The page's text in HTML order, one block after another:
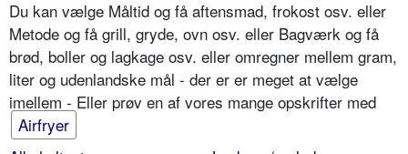
Du kan vælge Måltid og få aftensmad, frokost osv. eller
Metode og få grill, gryde, ovn osv. eller Bagværk og få
brød, boller og lagkage osv. eller omregner mellem gram,
liter og udenlandske mål - der er er meget at vælge
imellem - Eller prøv en af vores mange opskrifter med
Airfryer